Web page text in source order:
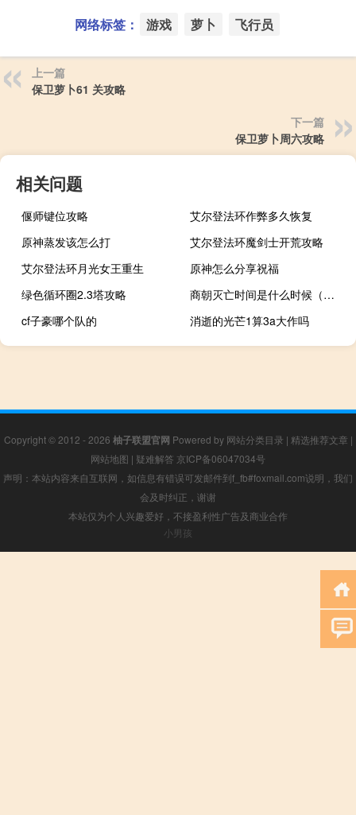
网络标签： 游戏 萝卜 飞行员
上一篇
保卫萝卜61 关攻略
下一篇
保卫萝卜周六攻略
相关问题
偃师键位攻略
艾尔登法环作弊多久恢复
原神蒸发该怎么打
艾尔登法环魔剑士开荒攻略
艾尔登法环月光女王重生
原神怎么分享祝福
绿色循环圈2.3塔攻略
商朝灭亡时间是什么时候（商朝灭亡时间）
cf子豪哪个队的
消逝的光芒1算3a大作吗
Copyright © 2012 - 2026 柚子联盟官网 Powered by 网站分类目录 | 精选推荐文章 |
网站地图 | 疑难解答 京ICP备06047034号
声明：本站内容来自互联网，如信息有错误可发邮件到f_fb#foxmail.com说明，我们
会及时纠正，谢谢
本站仅为个人兴趣爱好，不接盈利性广告及商业合作
小男孩